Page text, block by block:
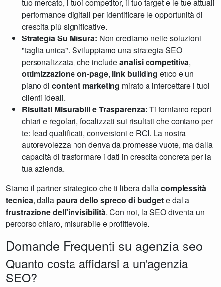
tuo mercato, i tuoi competitor, il tuo target e le tue attuali
performance digitali per identificare le opportunità di
crescita più significative.
Strategia Su Misura: Non crediamo nelle soluzioni
"taglia unica". Sviluppiamo una strategia SEO
personalizzata, che includeanalisi competitiva,
ottimizzazione on-page, link building etico e un
piano di content marketing mirato a intercettare i tuoi
clienti ideali.
Risultati Misurabili e Trasparenza: Ti forniamo report
chiari e regolari, focalizzati sui risultati che contano per
te: lead qualificati, conversioni e ROI. La nostra
autorevolezza non deriva da promesse vuote, ma dalla
capacità di trasformare i dati in crescita concreta per la
tua azienda.
Siamo il partner strategico che ti libera dallacomplessità
tecnica, dalla paura dello spreco di budgete dalla
frustrazione dell'invisibilità. Con noi, la SEO diventa un
percorso chiaro, misurabile e profittevole.
Domande Frequenti su agenzia seo
Quanto costa affidarsi a un'agenzia
SEO?